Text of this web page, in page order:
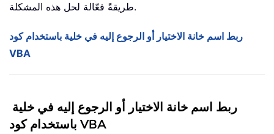
طريقةً فعّالة لحل هذه المشكلة.
ربط اسم خانة الاختيار أو الرجوع إليه في خلية باستخدام كود
VBA
ربط اسم خانة الاختيار أو الرجوع إليه في خلية
باستخدام كود VBA